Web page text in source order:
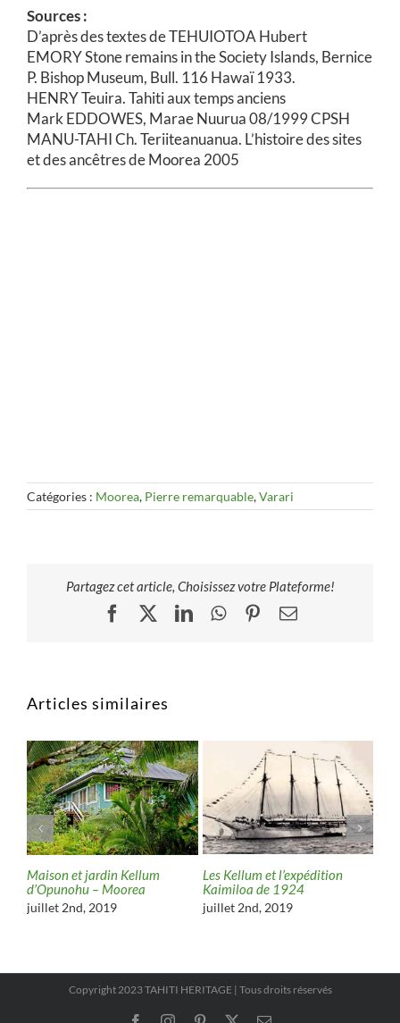
Sources :
D’après des textes de TEHUIOTOA Hubert
EMORY Stone remains in the Society Islands, Bernice
P. Bishop Museum, Bull. 116 Hawaï 1933.
HENRY Teuira. Tahiti aux temps anciens
Mark EDDOWES, Marae Nuurua 08/1999 CPSH
MANU-TAHI Ch. Teriiteanuanua. L’histoire des sites
et des ancêtres de Moorea 2005
Catégories : Moorea, Pierre remarquable,Varari
Partagez cet article, Choisissez votre Plateforme!
FacebookLinkedInWhatsApp
Pinterest
Email
Articles similaires
Maison et jardin Kellum
d’Opunohu – Moorea
juillet 2nd, 2019
Les Kellum et l’expédition
Kaimiloa de 1924
juillet 2nd, 2019
Copyright 2023 TAHITI HERITAGE | Tous droits réservés